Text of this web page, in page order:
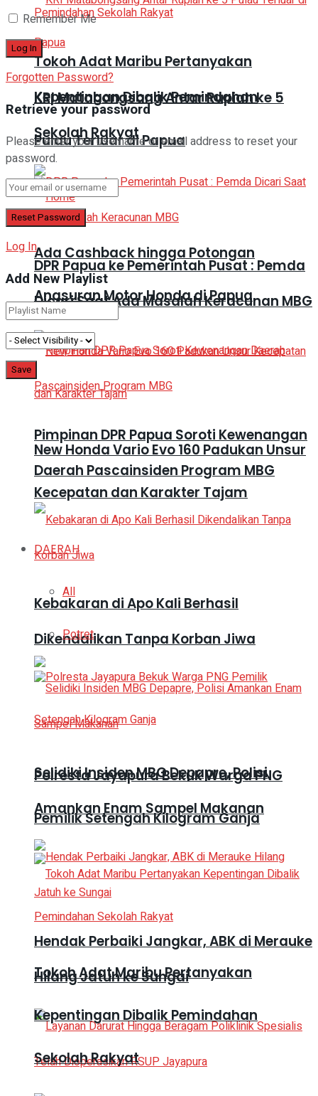
Tokoh Adat Maribu Pertanyakan
Kepentingan Dibalik Pemindahan
Sekolah Rakyat
DPR Papua ke Pemerintah Pusat : Pemda
Dicari Saat Ada Masalah Keracunan MBG
Pimpinan DPR Papua Soroti Kewenangan
Daerah Pascainsiden Program MBG
Kebakaran di Apo Kali Berhasil
Dikendalikan Tanpa Korban Jiwa
Selidiki Insiden MBG Depapre, Polisi
Amankan Enam Sampel Makanan
Hendak Perbaiki Jangkar, ABK di Merauke
Hilang Jatuh ke Sungai
KRI Matabongsang Antar Rupiah ke 5
Pulau Terluar di Papua
Ada Cashback hingga Potongan
Angsuran Motor Honda di Papua
New Honda Vario Evo 160 Padukan Unsur
Kecepatan dan Karakter Tajam
DAERAH
All
Potret
Polresta Jayapura Bekuk Warga PNG
Pemilik Setengah Kilogram Ganja
Tokoh Adat Maribu Pertanyakan
Kepentingan Dibalik Pemindahan
Sekolah Rakyat
Remember Me
Forgotten Password?
Retrieve your password
Please enter your username or email address to reset your
password.
Log In
Add New Playlist